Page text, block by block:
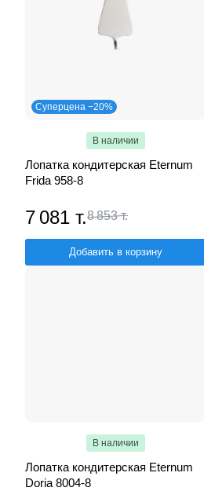
Суперцена −20%
В наличии
Лопатка кондитерская Eternum
Frida 958-8
7 081 т.8 853 т.
Добавить в корзину
В наличии
Лопатка кондитерская Eternum
Doria 8004-8